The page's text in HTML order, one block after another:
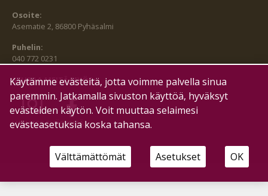
Osoite:
Asematie 2, 86800 Pyhäsalmi
Puhelin:
040 772 0231
SEURAA MEITÄ MYÖS:
HALLITSE EVÄSTEITÄ
Käytämme evästeitä, jotta voimme palvella sinua
paremmin. Jatkamalla sivuston käyttöä, hyväksyt
evästeiden käytön. Voit muuttaa selaimesi
evästeasetuksia koska tahansa.
Välttämättömät Asetukset OK